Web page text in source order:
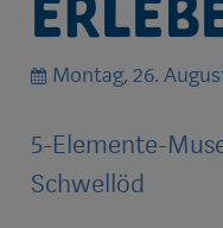
Montag, 26.
5-Elemente-
Schwellöd